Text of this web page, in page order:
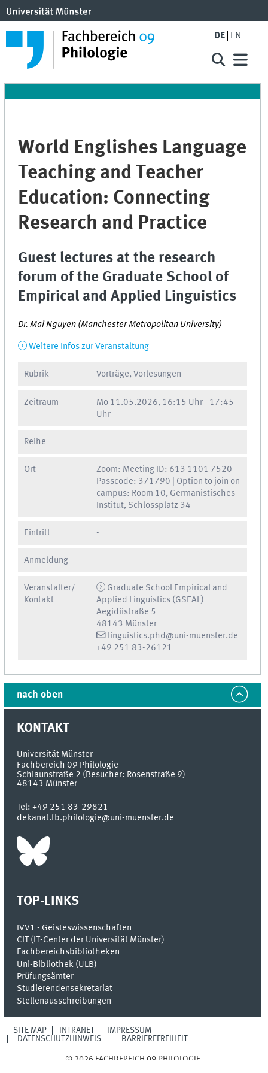
DE EN
World Englishes Language
Teaching and Teacher
Education: Connecting
Research and Practice
Guest lectures at the research
forum of the Graduate School of
Empirical and Applied Linguistics
Dr. Mai Nguyen (Manchester Metropolitan University)
Weitere Infos zur Veranstaltung
Rubrik Vorträge, Vorlesungen
Zeitraum Mo 11.05.2026, 16:15 Uhr - 17:45
Uhr
Reihe
Ort
Zoom: Meeting ID: 613 1101 7520
Passcode: 371790 | Option to join on
campus: Room 10, Germanistisches
Institut, Schlossplatz 34
Eintritt -
Anmeldung -
Veranstalter/
Kontakt
Graduate School Empirical and
Applied Linguistics (GSEAL)
Aegidiistraße 5
48143 Münster
linguistics.phd@uni-muenster.de
+49 251 83-26121
nach oben
KONTAKT
Universität Münster
Fachbereich 09 Philologie
Schlaunstraße 2 (Besucher: Rosenstraße 9)
48143 Münster
Tel:+49 251 83-29821
dekanat.fb.philologie@uni-muenster.de
TOP-LINKS
IVV1 - Geisteswissenschaften
CIT (IT-Center der Universität Münster)
Fachbereichsbibliotheken
Uni-Bibliothek (ULB)
Prüfungsämter
Studierendensekretariat
Stellenausschreibungen
SITE MAP INTRANET
IMPRESSUM
DATENSCHUTZHINWEIS
BARRIEREFREIHEIT
© 2026 FACHBEREICH 09 PHILOLOGIE